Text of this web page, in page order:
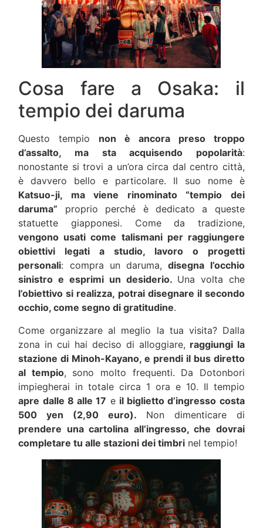
Cosa fare a Osaka: il
tempio dei daruma
Questo tempio non è ancora preso troppo
d’assalto, ma sta acquisendo popolarità:
nonostante si trovi a un’ora circa dal centro città,
è davvero bello e particolare. Il suo nome è
Katsuo-ji, ma viene rinominato “tempio dei
daruma” proprio perché è dedicato a queste
statuette giapponesi. Come da tradizione,
vengono usati come talismani per raggiungere
obiettivi legati a studio, lavoro o progetti
personali: compra un daruma,disegna l’occhio
sinistro e esprimi un desiderio. Una volta che
l’obiettivo si realizza, potrai disegnare il secondo
occhio, come segno di gratitudine.
Come organizzare al meglio la tua visita? Dalla
zona in cui hai deciso di alloggiare, raggiungi la
stazione di Minoh-Kayano, e prendi il bus diretto
al tempio, sono molto frequenti. Da Dotonbori
impiegherai in totale circa 1 ora e 10. Il tempio
apre dalle 8 alle 17 e il biglietto d’ingresso costa
500 yen (2,90 euro). Non dimenticare di
prendere una cartolina all’ingresso, che dovrai
completare tu alle stazioni dei timbri nel tempio!